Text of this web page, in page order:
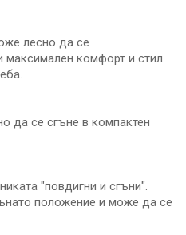
лесно да се
максимален комфорт и стил
да се сгъне в компактен
"повдигни и сгъни".
положение и може да се